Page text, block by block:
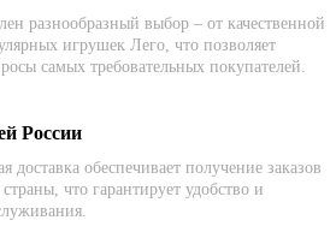
разнообразный выбор – от качественной
игрушек Лего, что позволяет
самых требовательных покупателей.
России
доставка обеспечивает получение заказов
что гарантирует удобство и